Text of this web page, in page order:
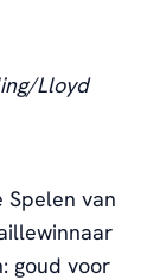
Lloyd
Spelen van
goud voor